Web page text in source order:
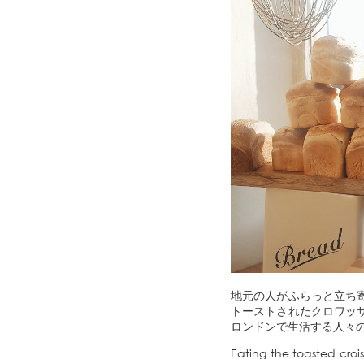
地元の人がふらっと立ち
トーストされたクロワ
ロンドンで生活する人々
Eating the toasted